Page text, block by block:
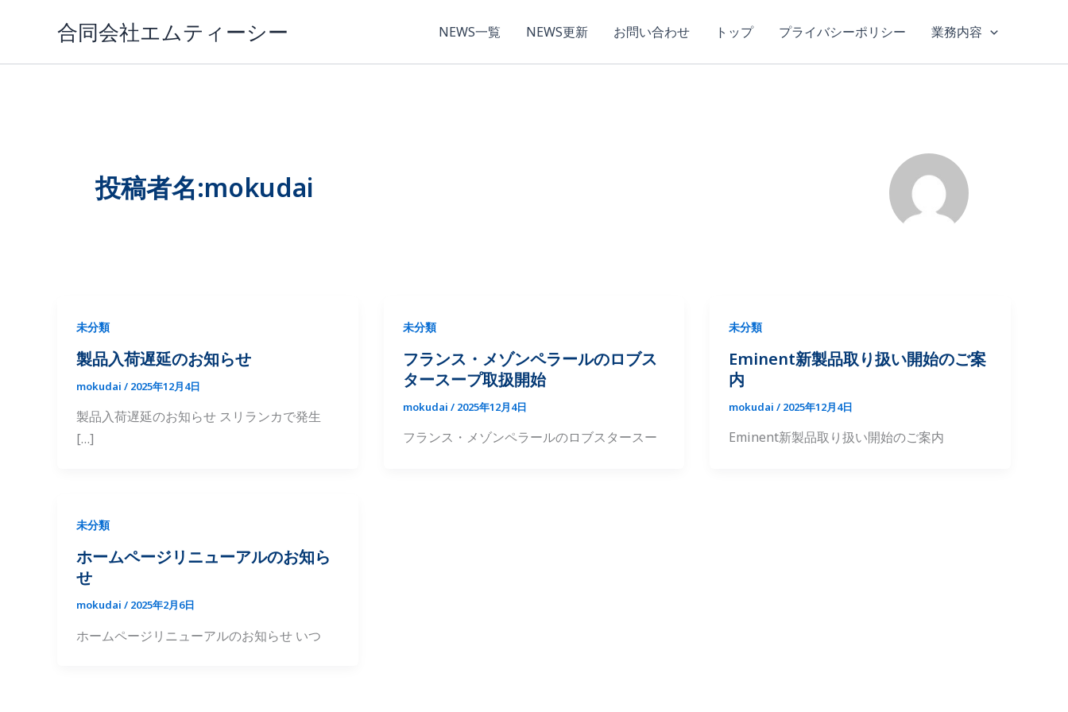
合同会社エムティーシー NEWS一覧 NEWS更新 お問い合わせ トップ プライバシーポリシー 業務内容
投稿者名:mokudai
未分類
製品入荷遅延のお知らせ
mokudai / 2025年12月4日
製品入荷遅延のお知らせ スリランカで発生
[…]
未分類
フランス・メゾンペラールのロブス
タースープ取扱開始
mokudai / 2025年12月4日
フランス・メゾンペラールのロブスタースー
未分類
Eminent新製品取り扱い開始のご案
内
mokudai/ 2025年12月4日
Eminent新製品取り扱い開始のご案内
未分類
ホームページリニューアルのお知ら
せ
mokudai / 2025年2月6日
ホームページリニューアルのお知らせ いつ